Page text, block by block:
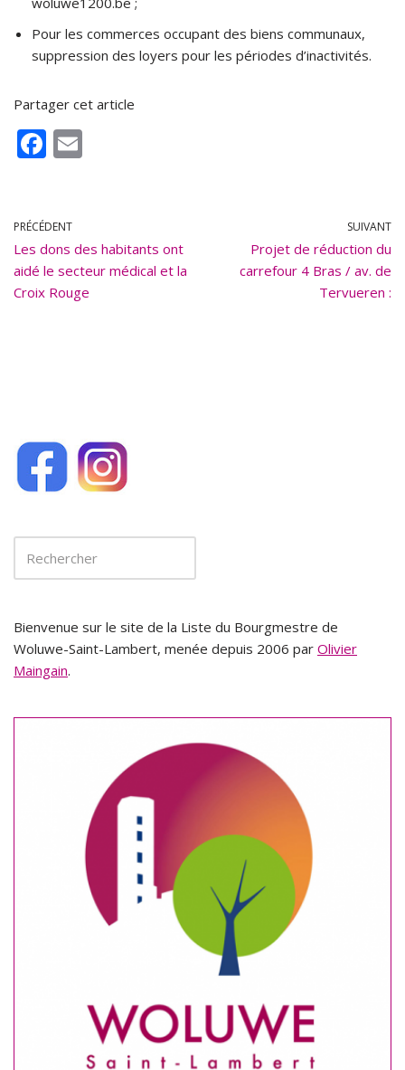
Pour les commerces occupant des biens communaux,
suppression des loyers pour les périodes d’inactivités.
Partager cet article
F
b
o
o
PRÉCÉDENT
Les dons des habitants ont
aidé le secteur médical et la
Croix Rouge
SUIVANT
Projet de réduction du
carrefour 4 Bras / av. de
Tervueren :
Bienvenue sur le site de la Liste du Bourgmestre de
Woluwe-Saint-Lambert, menée depuis 2006 par Olivier
Maingain.